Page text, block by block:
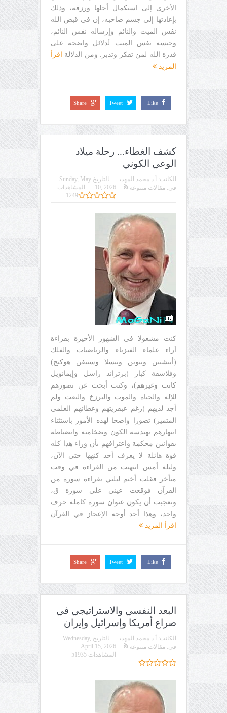
الأخرى إلى استكمال أجلها ورزقه، وذلك
بإعادتها إلى جسم صاحبه، إن في قبض الله
نفس الميت والنائم وإرساله نفس النائم،
وحبسه نفس الميت لَدلائل واضحة على
قدرة الله لمن تفكر وتدبر. ومن الدلالة اقرأ
المزيد
Like
Tweet
Share
كشف الغطاء... رحلة ميلاد
الوعي الكوني
الكاتب: أ.د محمد المهدي التاريخ Sunday, May
10, 2026
في: مقالات متنوعة
المشاهدات
1249
كنت مشغولا في الشهور الأخيرة بقراءة
آراء علماء الفيزياء والرياضيات والفلك
(أينشتين ونيوتن وتيسلا وستيفن هوكنج)
وفلاسفة كبار (برتراند راسل وإيمانويل
كانت وغيرهم)، وكنت أبحث عن تصورهم
للإله والحياة والموت والبرزخ والبعث ولم
أجد لديهم (رغم عبقريتهم وعطائهم العلمي
المتميز) تصورا واضحا لهذه الأمور باستثناء
انبهارهم بهندسة الكون وضخامته وانضباطه
بقوانين محكمة واعترافهم بأن وراء هذا كله
قوة هائلة لا يعرف أحد كنهها حتى الآن،
وليلة أمس انتهيت من القراءة في وقت
متأخر فقلت أختم ليلتي بقراءة سورة من
القرآن فوقعت عيني على سورة ق،
وتعجبت أن يكون عنوان سورة كاملة حرف
واحد، وهذا أحد أوجه الإعجاز في القرآن
اقرأ المزيد
Like
Tweet
Share
البعد النفسي والاستراتيجي في
صراع أمريكا وإسرائيل وإيران
الكاتب: أ.د محمد المهدي التاريخ Wednesday,
April 15, 2026
في: مقالات متنوعة
المشاهدات 51935